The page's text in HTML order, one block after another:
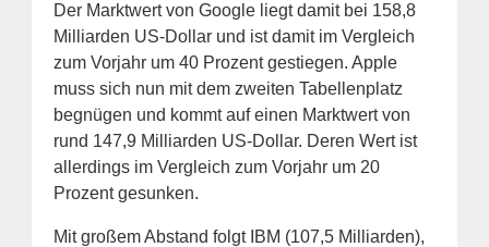
Der Marktwert von Google liegt damit bei 158,8
Milliarden US-Dollar und ist damit im Vergleich
zum Vorjahr um 40 Prozent gestiegen. Apple
muss sich nun mit dem zweiten Tabellenplatz
begnügen und kommt auf einen Marktwert von
rund 147,9 Milliarden US-Dollar. Deren Wert ist
allerdings im Vergleich zum Vorjahr um 20
Prozent gesunken.
Mit großem Abstand folgt IBM (107,5 Milliarden),